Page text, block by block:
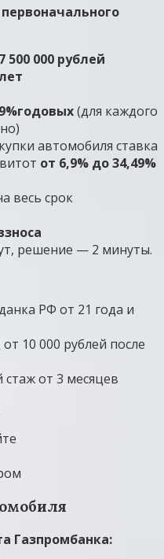
500 000 рублей
годовых(для каждого
автомобиля ставка
от 6,9% до 34,49%
весь срок
решение — 2 минуты.
РФ от 21 года и
10 000 рублей после
от 3 месяцев
Газпромбанка: